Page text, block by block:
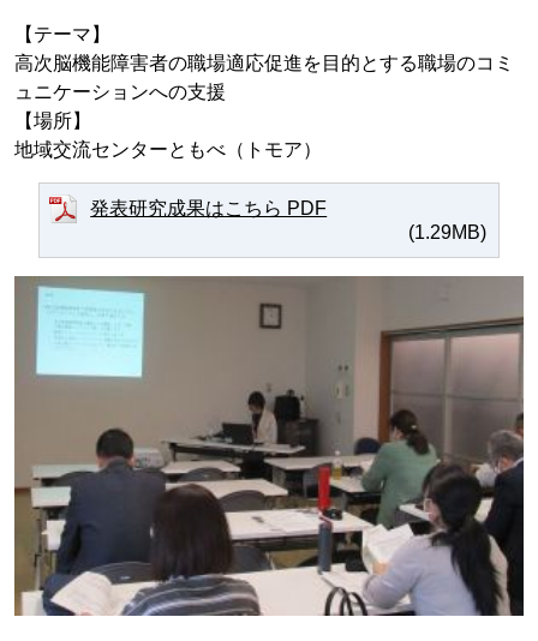
【テーマ】
高次脳機能障害者の職場適応促進を目的とする職場のコミ
ュニケーションへの支援
【場所】
地域交流センターともべ（トモア）
発表研究成果はこちら PDF
(1.29MB)